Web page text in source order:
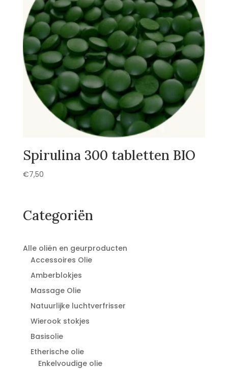
Spirulina 300 tabletten BIO
€7,50
Categoriën
Alle oliën en geurproducten
Accessoires Olie
Amberblokjes
Massage Olie
Natuurlijke luchtverfrisser
Wierook stokjes
Basisolie
Etherische olie
Enkelvoudige olie